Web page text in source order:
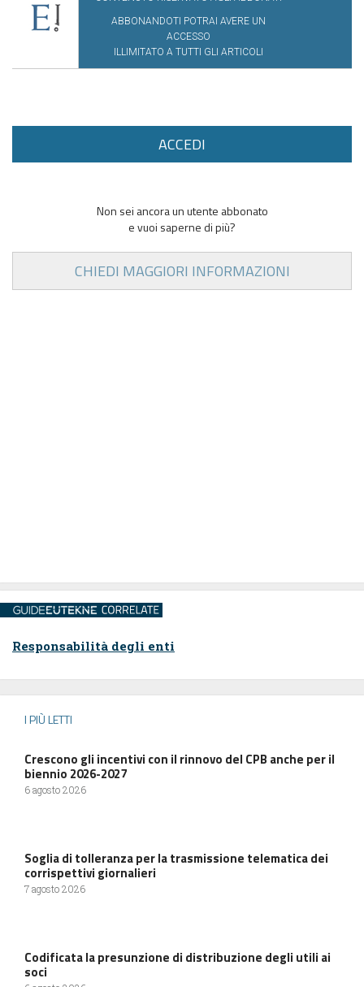
ABBONANDOTI POTRAI AVERE UN
ACCESSO
ILLIMITATO A TUTTI GLI ARTICOLI
ACCEDI
Non sei ancora un utente abbonato
e vuoi saperne di più?
CHIEDI MAGGIORI INFORMAZIONI
Responsabilità degli enti
I PIÙ LETTI
Crescono gli incentivi con il rinnovo del CPB anche per il
biennio 2026-2027
6 agosto 2026
Soglia di tolleranza per la trasmissione telematica dei
corrispettivi giornalieri
7 agosto 2026
Codificata la presunzione di distribuzione degli utili ai
soci